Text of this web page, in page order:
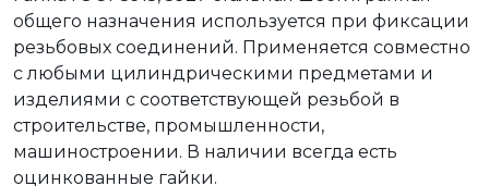
общего назначения используется при фиксации
резьбовых соединений. Применяется совместно
с любыми цилиндрическими предметами и
изделиями с соответствующей резьбой в
строительстве, промышленности,
машиностроении. В наличии всегда есть
оцинкованные гайки.